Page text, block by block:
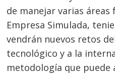
de manejar varias
Empresa Simulada,
vendrán nuevos retos
tecnológico y a la
metodología que